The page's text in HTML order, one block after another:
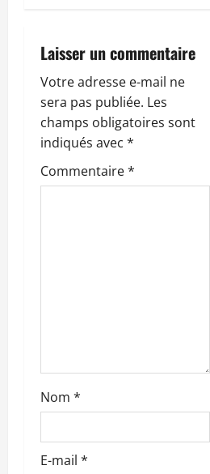
t
i
o
n
d
c
l
e
Laisser un commentaire
Votre adresse e-mail ne
sera pas publiée. Les
champs obligatoires sont
indiqués avec *
Commentaire*
Nom *
E-mail *